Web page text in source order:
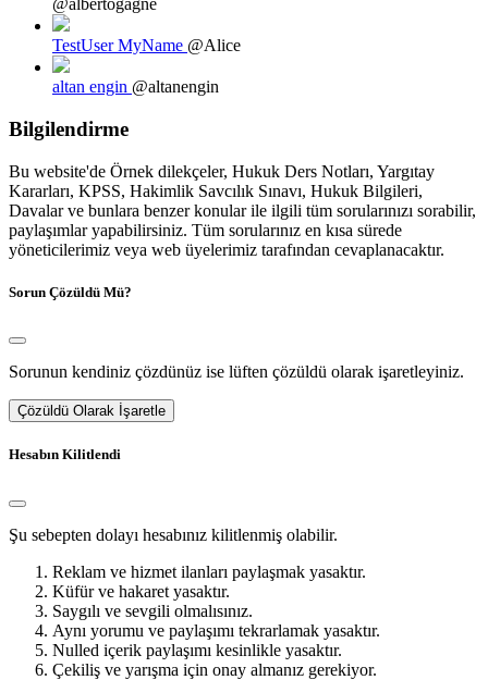
@albertogagne
TestUser MyName @Alice
altan engin @altanengin
Bilgilendirme
Bu website'de Örnek dilekçeler, Hukuk Ders Notları, Yargıtay
Kararları, KPSS, Hakimlik Savcılık Sınavı, Hukuk Bilgileri,
Davalar ve bunlara benzer konular ile ilgili tüm sorularınızı sorabilir,
paylaşımlar yapabilirsiniz. Tüm sorularınız en kısa sürede
yöneticilerimiz veya web üyelerimiz tarafından cevaplanacaktır.
Sorun Çözüldü Mü?
Sorunun kendiniz çözdünüz ise lüften çözüldü olarak işaretleyiniz.
Çözüldü Olarak İşaretle
Hesabın Kilitlendi
Şu sebepten dolayı hesabınız kilitlenmiş olabilir.
Reklam ve hizmet ilanları paylaşmak yasaktır.
Küfür ve hakaret yasaktır.
Saygılı ve sevgili olmalısınız.
Aynı yorumu ve paylaşımı tekrarlamak yasaktır.
Nulled içerik paylaşımı kesinlikle yasaktır.
Çekiliş ve yarışma için onay almanız gerekiyor.